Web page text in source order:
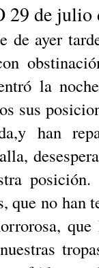
29 de julio
de ayer
la
sus
han
que no